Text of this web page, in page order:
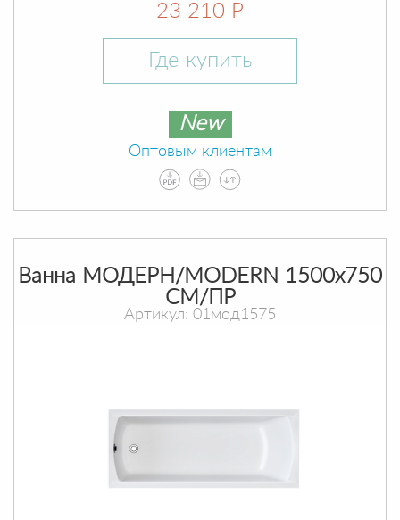
23 210 Р
Где купить
New
Оптовым клиентам
Ванна МОДЕРН/MODERN 1500х750
СМ/ПР
Артикул: 01мод1575